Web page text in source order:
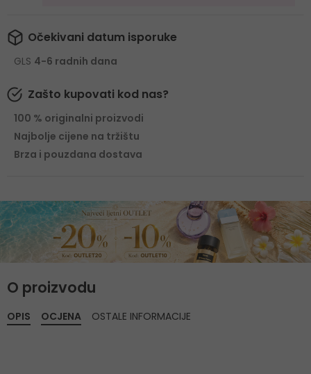
Očekivani datum isporuke
GLS 4-6 radnih dana
Zašto kupovati kod nas?
100 % originalni proizvodi
Najbolje cijene na tržištu
Brza i pouzdana dostava
O proizvodu
OPIS OCJENA OSTALE INFORMACIJE